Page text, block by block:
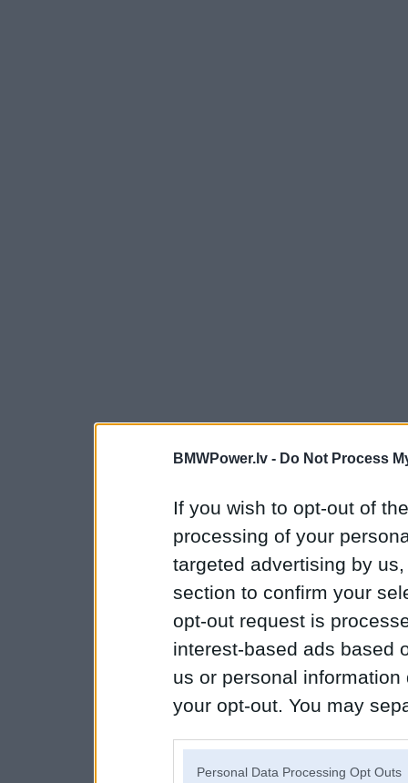
BMWPower.lv - Do Not Process
If you wish to opt-out of
processing of your
targeted advertising by
section to confirm your
opt-out request is
interest-based ads based
us or personal
your opt-out. You may
Personal Data Processing Opt Outs